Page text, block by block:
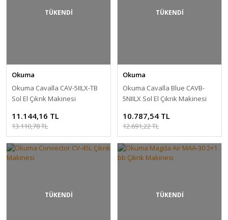
TÜKENDİ
Okuma
Okuma Cavalla CAV-5IILX-TB
Sol El Çıkrık Makinesi
11.144,16 TL
13.110,78 TL
TÜKENDİ
Okuma
Okuma Cavalla Blue CAVB-
5NIILX Sol El Çıkrık Makinesi
10.787,54 TL
12.691,22 TL
TÜKENDİ TÜKENDİ